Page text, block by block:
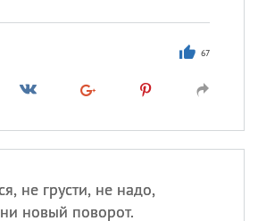
67
не грусти, не надо,
новый поворот.